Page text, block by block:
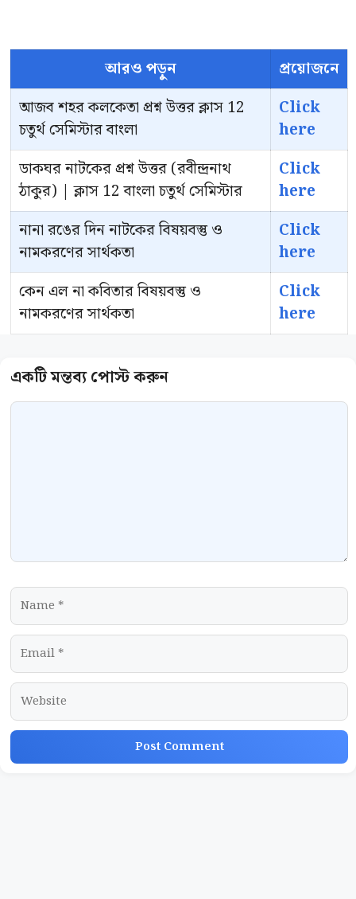
আরও পড়ুন
প্রয়োজনে
আজব শহর কলকেতা প্রশ্ন উত্তর ক্লাস 12
চতুর্থ সেমিস্টার বাংলা
Click
here
ডাকঘর নাটকের প্রশ্ন উত্তর (রবীন্দ্রনাথ
ঠাকুর) | ক্লাস 12 বাংলা চতুর্থ সেমিস্টার
Click
here
নানা রঙের দিন নাটকের বিষয়বস্তু ও
নামকরণের সার্থকতা
Click
here
কেন এল না কবিতার বিষয়বস্তু ও
নামকরণের সার্থকতা
Click
here
Comment
Name
Email
Website